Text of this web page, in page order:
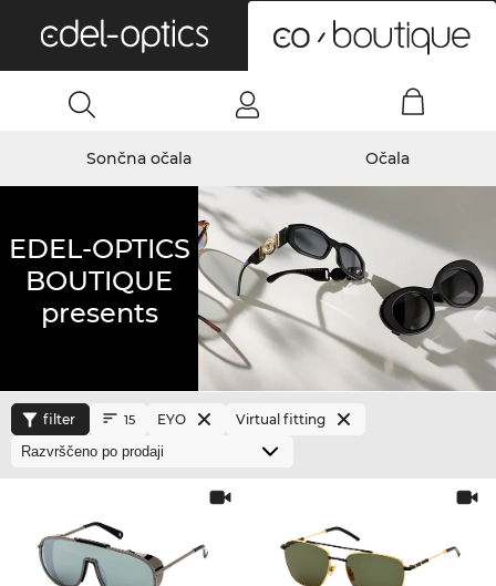
Sončna očala Očala
EDEL-OPTICS
BOUTIQUE
presents
filter 15 EYO Virtual fitting